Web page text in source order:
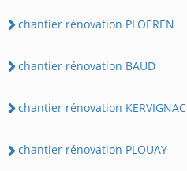
chantier rénovation PLOEREN
chantier rénovation BAUD
chantier rénovation KERVIGNAC
chantier rénovation PLOUAY